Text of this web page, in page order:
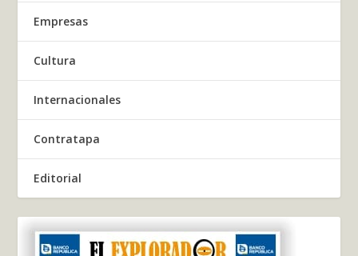
Empresas
Cultura
Internacionales
Contratapa
Editorial